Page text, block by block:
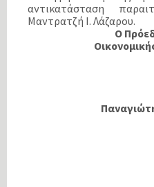
αντικατάσταση
Μαντρατζή Ι. Λάζαρου.
Ο